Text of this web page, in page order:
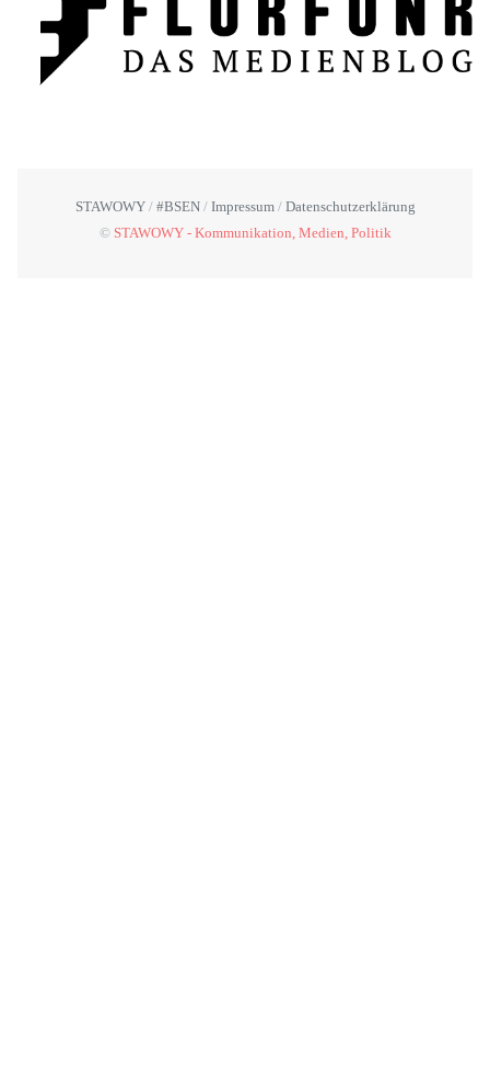
STAWOWY #BSEN Impressum
Datenschutzerklärung
© STAWOWY - Kommunikation, Medien, Politik